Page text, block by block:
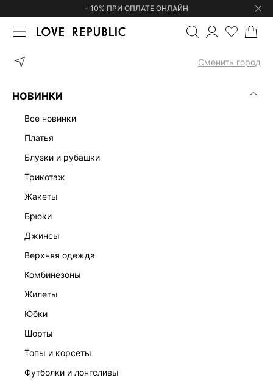
– 10% ПРИ ОПЛАТЕ ОНЛАЙН
Сменить город
НОВИНКИ
все новинки
платья
блузки и рубашки
трикотаж
жакеты
брюки
джинсы
верхняя одежда
комбинезоны
жилеты
юбки
шорты
топы и корсеты
футболки и лонгсливы
ГЛАВНАЯ ПЛАТЬЕ МАКСИ ИЗ ВИСКОЗЫ